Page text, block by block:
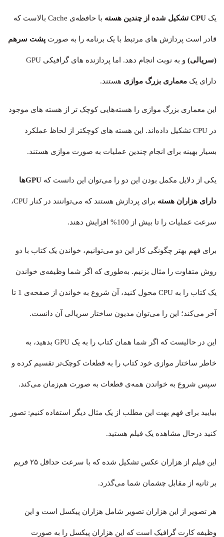
یک CPU تشکیل شده از چندین هسته با حافظه‌ی Cache بالاست که
قادر است پردازش های مرتبط با یک برنامه را به صورت پشت سرهم
(سریالی) و به نوبت انجام دهد. اما پردازنده های گرافیکی GPU
دارای یک معماری بزرگ موازی هستند.
این معماری بزرگ موازی را هسته‌هایی کوچک تر از هسته های موجود
در CPU تشکیل داده‌اند. این هسته های کوچک‍تر از لحاظ عملکرد
بسیار بهینه برای انجام چندین عملیات به صورت موازی هستند.
یکی از دلایل مکمل بودن این دو را می‌توان این دانست که GPUها
دارای هزاران هسته برای پردازش هستند که می‎‌تواننند در کنار CPU،
سرعت عملیات را تا بیش از 100% افزایش دهند.
برای فهم بهتر چگونگی کار این دو می‌توانیم، خواندن یک کتاب با دو
روش متفاوت را مثال بزنیم. به‌طوری که اگر شما وظیفه‌ی خواندن
یک کتاب را به CPU محول کنید، آن شروع به خواندن از صفحه‌ی 1 تا
آخر می‌کند؛ این را می‌توان مدیون ساختار سریالی آن دانست.
این در حالیست که اگر شما همان کتاب را به یک GPU بدهید، به
خاطر ساختار موازی خود کتاب را به قطعات کوچک‌تر تقسیم کرده و
سپس شروع به خواندن همه‌ی قطعات به صورت هم‌زمان می‌کند.
بیایید برای فهم بهت این مطلب از یک مثال دیگر استفاده کنیم: تصور
کنید درحال مشاهده یک فیلم هستید.
این فیلم از هزاران عکس تشکیل شده که با سرعت حداقل ۲۵ فریم
بر ثانیه از مقابل چشمان شما می‌گذرد.
هر تصویر از این هزاران تصویر شامل هزاران پیکسل است و این
وظیفه کارت گرافیک است که این هزاران پیکسل را به صورت